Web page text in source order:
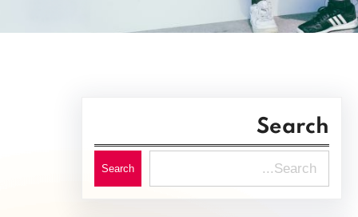
Search
e
Search